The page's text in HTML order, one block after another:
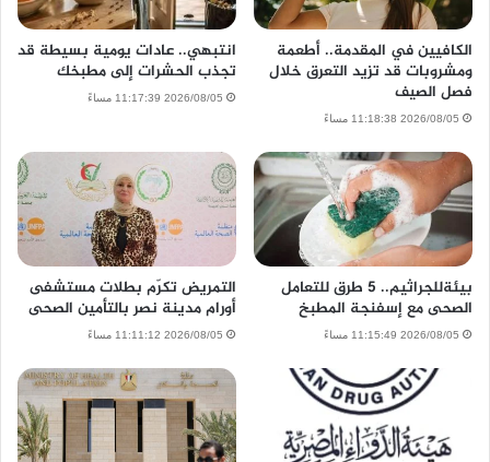
الكافيين في المقدمة.. أطعمة
ومشروبات قد تزيد التعرق خلال
فصل الصيف
2026/08/05 11:18:38 مساءً
انتبهي.. عادات يومية بسيطة قد
تجذب الحشرات إلى مطبخك
2026/08/05 11:17:39 مساءً
بيئةللجراثيم.. 5 طرق للتعامل
الصحى مع إسفنجة المطبخ
2026/08/05 11:15:49 مساءً
التمريض تكرّم بطلات مستشفى
أورام مدينة نصر بالتأمين الصحى
2026/08/05 11:11:12 مساءً